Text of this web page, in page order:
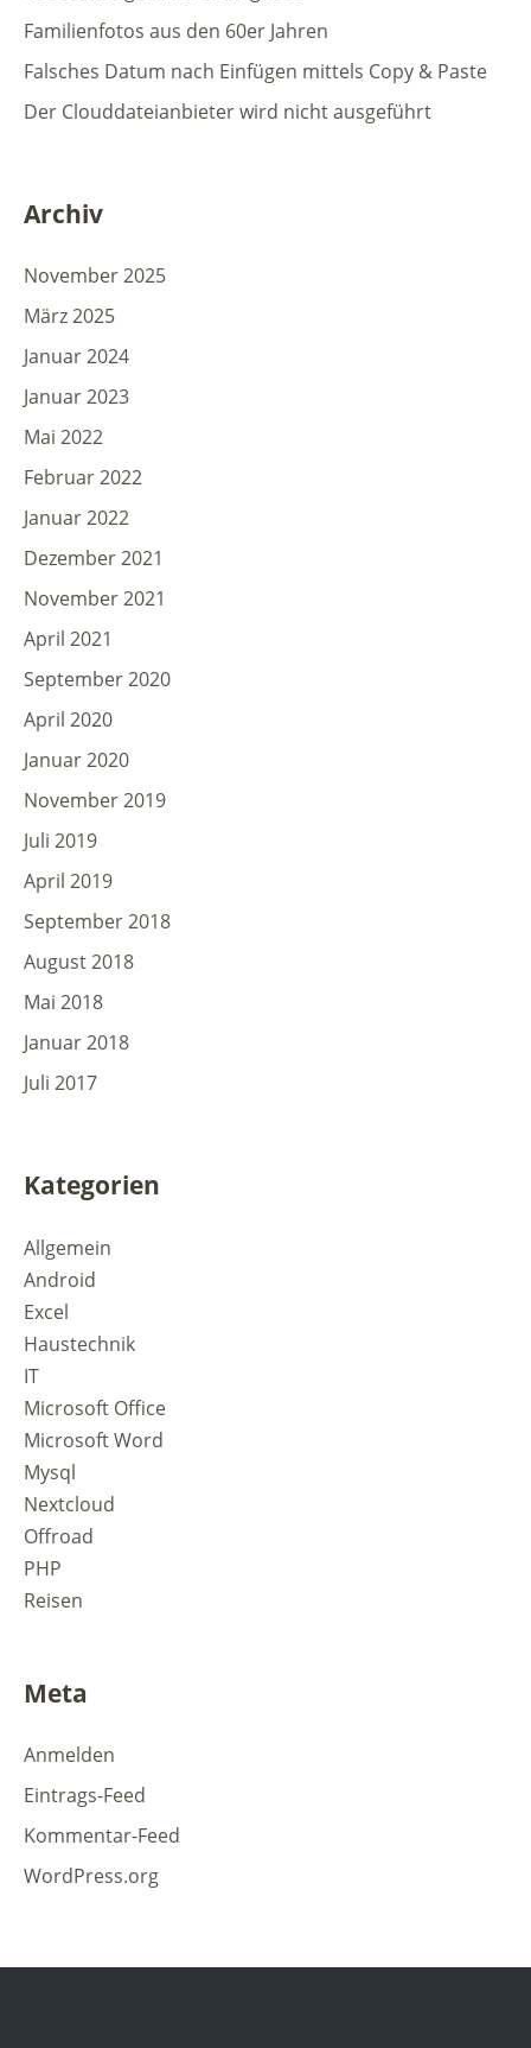
Familienfotos aus den 60er Jahren
Falsches Datum nach Einfügen mittels Copy & Paste
Der Clouddateianbieter wird nicht ausgeführt
Archiv
November 2025
März 2025
Januar 2024
Januar 2023
Mai 2022
Februar 2022
Januar 2022
Dezember 2021
November 2021
April 2021
September 2020
April 2020
Januar 2020
November 2019
Juli 2019
April 2019
September 2018
August 2018
Mai 2018
Januar 2018
Juli 2017
Kategorien
Allgemein
Android
Excel
Haustechnik
IT
Microsoft Office
Microsoft Word
Mysql
Nextcloud
Offroad
PHP
Reisen
Meta
Anmelden
Eintrags-Feed
Kommentar-Feed
WordPress.org